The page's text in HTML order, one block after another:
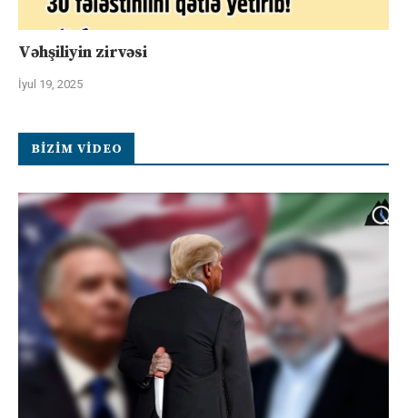
Vəhşiliyin zirvəsi
İyul 19, 2025
BIZIM VIDEO